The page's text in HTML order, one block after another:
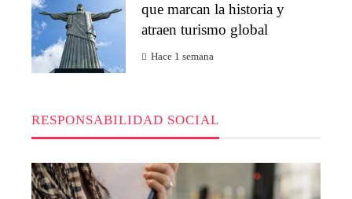
que marcan la historia y
atraen turismo global
Hace 1 semana
RESPONSABILIDAD SOCIAL